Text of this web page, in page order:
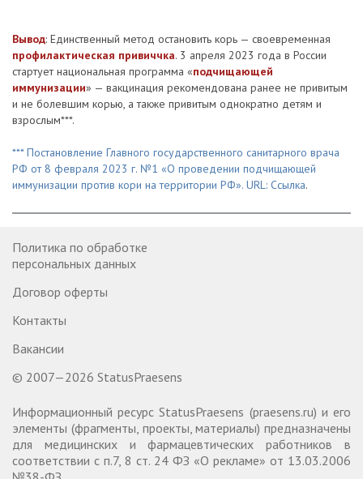
Вывод: Единственный метод остановить корь — своевременная
профилактическая привиччка. 3 апреля 2023 года в России
стартует национальная программа «подчищающей
иммунизации» — вакцинация рекомендована ранее не привитым
и не болевшим корью, а также привитым однократно детям и
взрослым***.
*** Постановление Главного государственного санитарного врача
РФ от 8 февраля 2023 г. №1 «О проведении подчищающей
иммунизации против кори на территории РФ». URL: Ссылка.
Политика по обработке
персональных данных
Договор оферты
Контакты
Вакансии
© 2007—2026 StatusPraesens
Информационный ресурс StatusPraesens (praesens.ru) и его
элементы (фрагменты, проекты, материалы) предназначены
для медицинских и фармацевтических работников в
соответствии с п.7, 8 ст. 24 ФЗ «О рекламе» от 13.03.2006